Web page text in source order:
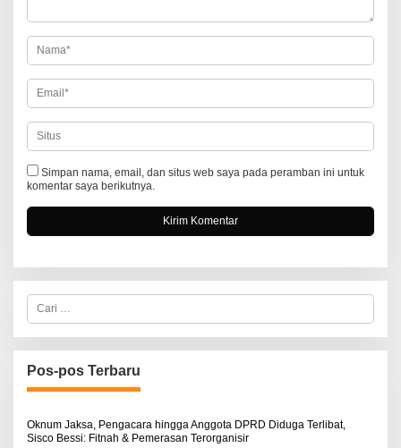
o
s
Simpan nama, email, dan situs web saya pada peramban ini untuk
komentar saya berikutnya.
C
r
i
u
n
u
:
Pos-pos Terbaru
Oknum Jaksa, Pengacara hingga Anggota DPRD Diduga Terlibat,
Sisco Bessi: Fitnah & Pemerasan Terorganisir